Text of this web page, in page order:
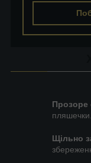
Прозоре
пляшечки.
Щільно